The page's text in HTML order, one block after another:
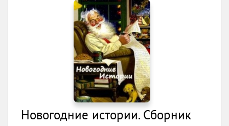
Новогодние истории. Сборник